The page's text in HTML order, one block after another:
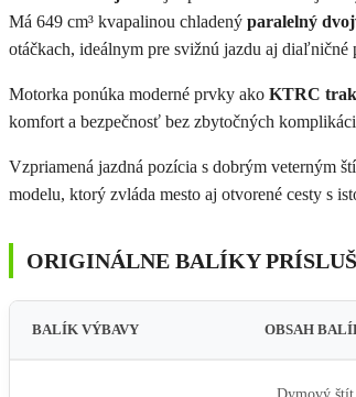
Má 649 cm³ kvapalinou chladený paralelný
otáčkach, ideálnym pre svižnú jazdu aj diaľničné
Motorka ponúka moderné prvky ako KTRC
komfort a bezpečnosť bez zbytočných
Vzpriamená jazdná pozícia s dobrým veterným
modelu, ktorý zvláda mesto aj otvorené cesty s
ORIGINÁLNE BALÍKY
BALÍK VÝBAVY OBSAH